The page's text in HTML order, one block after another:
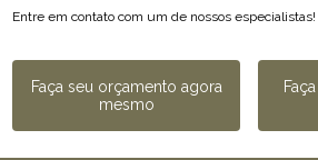
Entre em contato com um de nossos especialistas!
Faça seu orçamento agora
mesmo